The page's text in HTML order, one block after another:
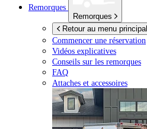
Remorques
Remorques
Retour au menu principal
Commencer une réservation
Vidéos explicatives
Conseils sur les remorques
FAQ
Attaches et accessoires